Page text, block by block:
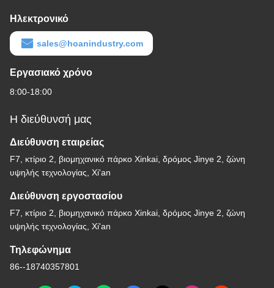
Ηλεκτρονικό
sales@hoanindustry.com
Εργασιακό χρόνο
8:00-18:00
Η διεύθυνσή μας
Διεύθυνση εταιρείας
F7, κτίριο 2, βιομηχανικό πάρκο Xinkai, δρόμος Jinye 2, ζώνη
υψηλής τεχνολογίας, Xi'an
Διεύθυνση εργοστασίου
F7, κτίριο 2, βιομηχανικό πάρκο Xinkai, δρόμος Jinye 2, ζώνη
υψηλής τεχνολογίας, Xi'an
Τηλεφώνημα
86--18740357801